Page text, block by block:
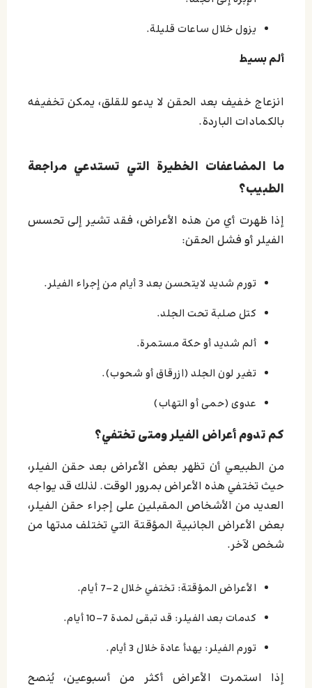
يزول خلال ساعات قليلة.
ألم بسيط
انزعاج خفيف بعد الحقن لا يدعو للقلق، يمكن تخفيفه
بالكمادات الباردة.
ما المضاعفات الخطيرة التي تستدعي مراجعة
الطبيب؟
إذا ظهرت أي من هذه الأعراض، فقد تشير إلى تحسس
الفيلر أو فشل الحقن:
تورم شديد لايتحسن بعد 3 أيام من إجراء الفيلر.
كتل صلبة تحت الجلد.
ألم شديد أو حكة مستمرة.
تغير لون الجلد (ازرقاق أو شحوب).
عدوى (حمى أو التهاب)
كم تدوم أعراض الفيلر ومتى تختفي؟
من الطبيعي أن تظهر بعض الأعراض بعد حقن الفيلر،
حيث تختفي هذه الأعراض بمرور الوقت. لذلك قد يواجه
العديد من الأشخاص المقبلين على إجراء حقن الفيلر،
بعض الأعراض الجانبية المؤقتة التي تختلف مدتها من
شخص لآخر.
الأعراض المؤقتة: تختفي خلال 2-7 أيام.
كدمات بعد الفيلر: قد تبقى لمدة 7-10 أيام.
تورم الفيلر: يهدأ عادة خلال 3 أيام.
إذا استمرت الأعراض أكثر من أسبوعين، يُنصح